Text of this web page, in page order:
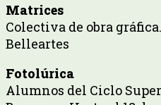
Matrices
Colectiva de obra
Belleartes
Fotolúrica
Alumnos del Ciclo